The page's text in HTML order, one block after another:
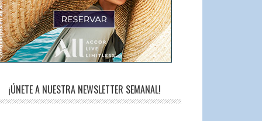
¡ÚNETE A NUESTRA NEWSLETTER SEMANAL!